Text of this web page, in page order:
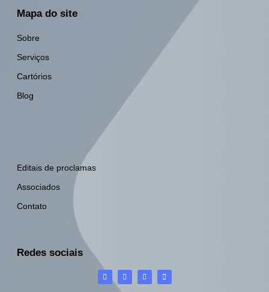
Mapa do site
Sobre
Serviços
Cartórios
Blog
Editais de proclamas
Associados
Contato
Redes sociais